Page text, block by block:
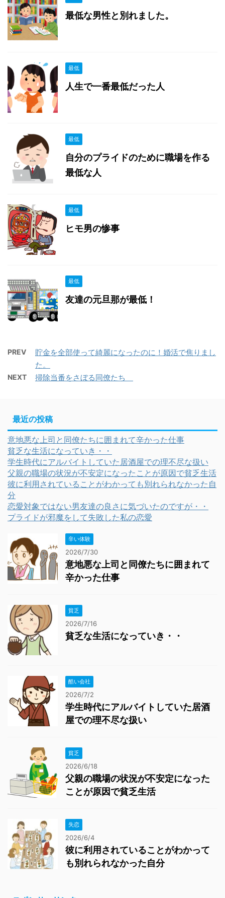
最低な男性と別れました。
最低
人生で一番最低だった人
最低
自分のプライドのために職場を作る
最低な人
最低
ヒモ男の惨事
最低
友達の元旦那が最低！
PREV
貯金を全部使って綺麗になったのに！婚活で焦りまし
た。
NEXT 掃除当番をさぼる同僚たち
最近の投稿
意地悪な上司と同僚たちに囲まれて辛かった仕事
貧乏な生活になっていき・・
学生時代にアルバイトしていた居酒屋での理不尽な扱い
父親の職場の状況が不安定になったことが原因で貧乏生活
彼に利用されていることがわかっても別れられなかった自
分
恋愛対象ではない男友達の良さに気づいたのですが・・
プライドが邪魔をして失敗した私の恋愛
辛い体験
2026/7/30
意地悪な上司と同僚たちに囲まれて
辛かった仕事
貧乏
2026/7/16
貧乏な生活になっていき・・
酷い会社
2026/7/2
学生時代にアルバイトしていた居酒
屋での理不尽な扱い
貧乏
2026/6/18
父親の職場の状況が不安定になった
ことが原因で貧乏生活
失恋
2026/6/4
彼に利用されていることがわかって
も別れられなかった自分